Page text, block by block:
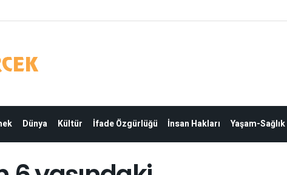
Dünya Kültür İfade Özgürlüğü İnsan Hakları Yaşam-Sağlık